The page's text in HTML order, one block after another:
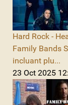
Hard Rock -
Family Bands
incluant plu...
23 Oct 2025